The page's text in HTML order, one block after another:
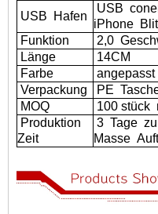
USB Hafen
USB
iPhone
Funktion
2,0
Länge
14CM
Farbe
angepasst
Verpackung
PE
MOQ
100 stück
Produktion
Zeit
3 Tage
Masse